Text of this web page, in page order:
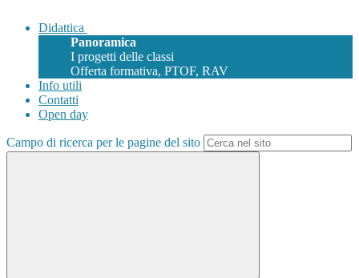
Didattica
Panoramica
I progetti delle classi
Offerta formativa, PTOF, RAV
Info utili
Contatti
Open day
Campo di ricerca per le pagine del sito